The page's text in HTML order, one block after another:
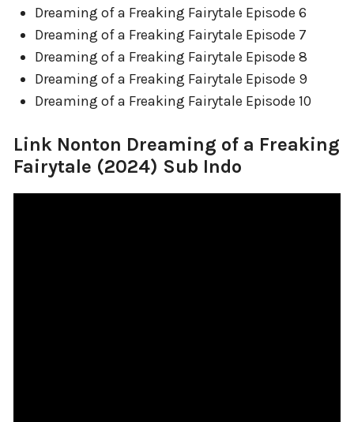
Dreaming of a Freaking Fairytale Episode 6
Dreaming of a Freaking Fairytale Episode 7
Dreaming of a Freaking Fairytale Episode 8
Dreaming of a Freaking Fairytale Episode 9
Dreaming of a Freaking Fairytale Episode 10
Link Nonton Dreaming of a Freaking
Fairytale (2024) Sub Indo